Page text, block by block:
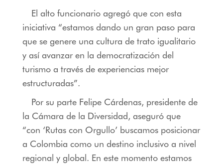
El alto funcionario agregó que con esta
iniciativa “estamos dando un gran paso para
que se genere una cultura de trato igualitario
y así avanzar en la democratización del
turismo a través de experiencias mejor
estructuradas”.
Por su parte Felipe Cárdenas, presidente de
la Cámara de la Diversidad, aseguró que
“con ‘Rutas con Orgullo’ buscamos posicionar
a Colombia como un destino inclusivo a nivel
regional y global. En este momento estamos